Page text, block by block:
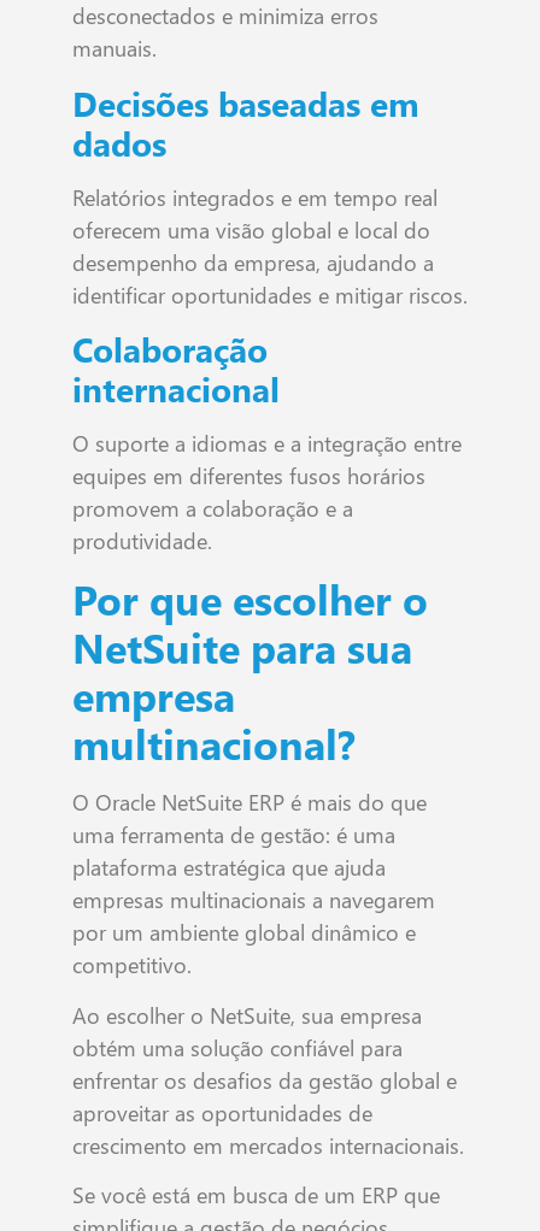
desconectados e minimiza erros
manuais.
Decisões baseadas em
dados
Relatórios integrados e em tempo real
oferecem uma visão global e local do
desempenho da empresa, ajudando a
identificar oportunidades e mitigar riscos.
Colaboração
internacional
O suporte a idiomas e a integração entre
equipes em diferentes fusos horários
promovem a colaboração e a
produtividade.
Por que escolher o
NetSuite para sua
empresa
multinacional?
O Oracle NetSuite ERP é mais do que
uma ferramenta de gestão: é uma
plataforma estratégica que ajuda
empresas multinacionais a navegarem
por um ambiente global dinâmico e
competitivo.
Ao escolher o NetSuite, sua empresa
obtém uma solução confiável para
enfrentar os desafios da gestão global e
aproveitar as oportunidades de
crescimento em mercados internacionais.
Se você está em busca de um ERP que